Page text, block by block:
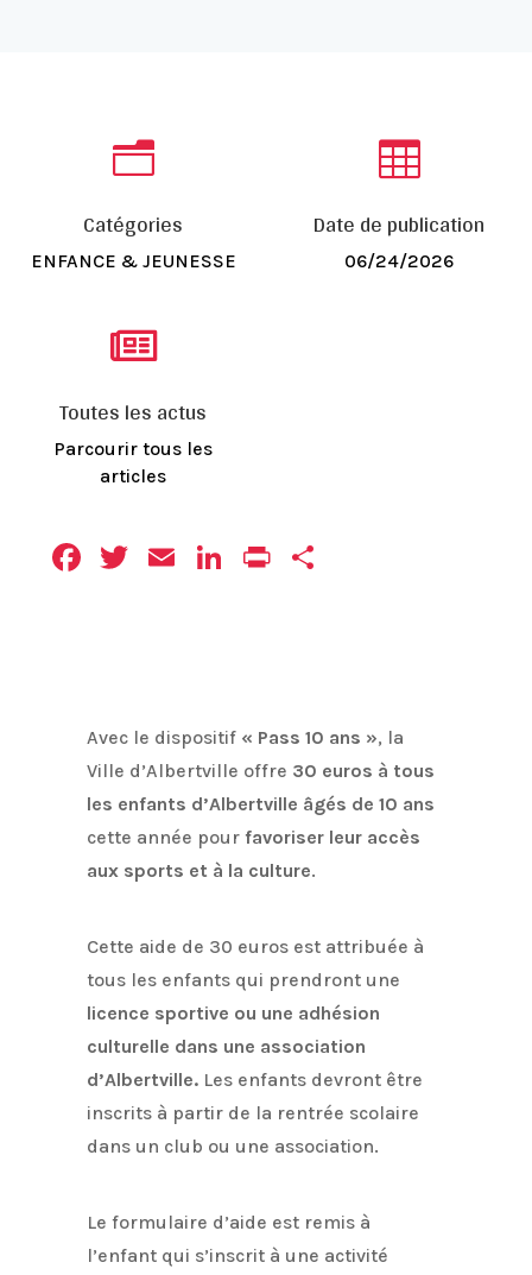
n
Catégories
ENFANCE & JEUNESSE

Date de publication
06/24/2026

Toutes les actus
Parcourir tous les
articles
Facebook
Twitter
EmailLinkedIn
Print
Avec le dispositif « Pass 10 ans », la
Ville d’Albertville offre 30 euros à tous
les enfants d’Albertville âgés de 10 ans
cette année pourfavoriser leur accès
aux sports et à la culture.
Cette aide de 30 euros est attribuée à
tous les enfants qui prendront une
licence sportive ou une adhésion
culturelle dans une association
d’Albertville. Les enfants devront être
inscrits à partir de la rentrée scolaire
dans un club ou une association.
Le formulaire d’aide est remis à
l’enfant qui s’inscrit à une activité